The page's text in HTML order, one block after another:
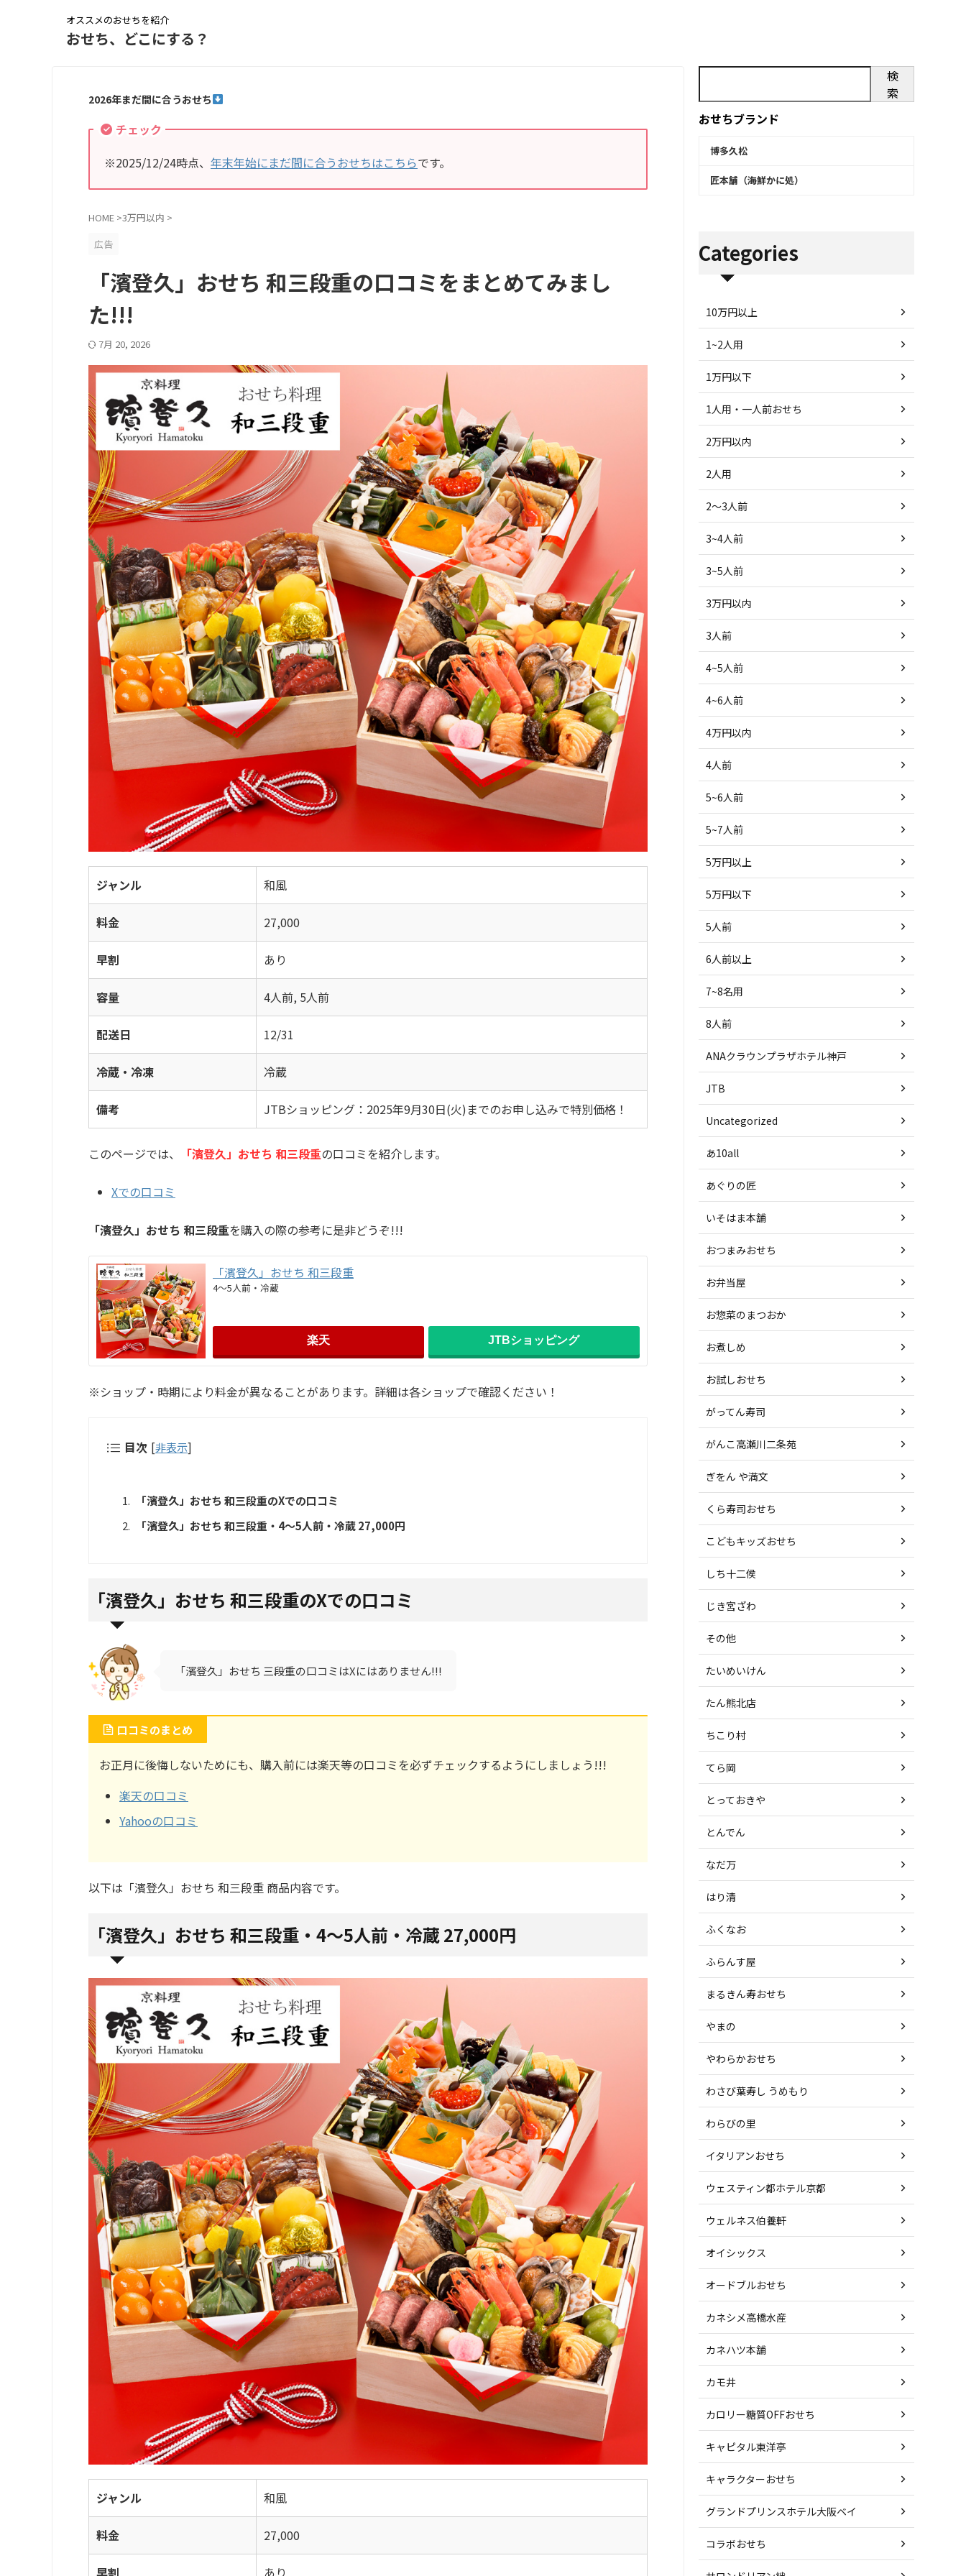
オススメのおせちを紹介
おせち、どこにする？
2026年まだ間に合うおせち
チェック
※2025/12/24時点、 年末年始にまだ間に合うおせちはこちらです。
HOME >3万円以内 >
広告
「濱登久」おせち 和三段重の口コミをまとめてみまし
た!!!
7月 20, 2026
ジャンル 和風
料金 27,000
早割 あり
容量 4人前, 5人前
配送日 12/31
冷蔵・冷凍 冷蔵
備考 JTBショッピング：2025年9月30日(火)までのお申し込みで特別価格！
このページでは、 「濱登久」おせち 和三段重の口コミを紹介します。
Xでの口コミ
「濱登久」おせち 和三段重を購入の際の参考に是非どうぞ!!!
「濱登久」おせち 和三段重
4～5人前・冷蔵
楽天 JTBショッピング
※ショップ・時期により料金が異なることがあります。詳細は各ショップで確認ください！
目次 [非表示]
「濱登久」おせち 和三段重のXでの口コミ
「濱登久」おせち 和三段重・4～5人前・冷蔵 27,000円
「濱登久」おせち 和三段重のXでの口コミ
「濱登久」おせち 三段重の口コミはXにはありません!!!
口コミのまとめ
お正月に後悔しないためにも、購入前には楽天等の口コミを必ずチェックするようにしましょう!!!
楽天の口コミ
Yahooの口コミ
以下は「濱登久」おせち 和三段重 商品内容です。
「濱登久」おせち 和三段重・4～5人前・冷蔵 27,000円
ジャンル 和風
料金 27,000
早割 あり
検
索
おせちブランド
博多久松
匠本舗（海鮮かに処）
Categories
10万円以上
1~2人用
1万円以下
1人用・一人前おせち
2万円以内
2人用
2～3人前
3~4人前
3~5人前
3万円以内
3人前
4~5人前
4~6人前
4万円以内
4人前
5~6人前
5~7人前
5万円以上
5万円以下
5人前
6人前以上
7~8名用
8人前
ANAクラウンプラザホテル神戸
JTB
Uncategorized
あ10all
あぐりの匠
いそはま本舗
おつまみおせち
お弁当屋
お惣菜のまつおか
お煮しめ
お試しおせち
がってん寿司
がんこ高瀬川二条苑
ぎをん や満文
くら寿司おせち
こどもキッズおせち
しち十二侯
じき宮ざわ
その他
たいめいけん
たん熊北店
ちこり村
てら岡
とっておきや
とんでん
なだ万
はり清
ふくなお
ふらんす屋
まるきん寿おせち
やまの
やわらかおせち
わさび葉寿し うめもり
わらびの里
イタリアンおせち
ウェスティン都ホテル京都
ウェルネス伯養軒
オイシックス
オードブルおせち
カネシメ高橋水産
カネハツ本舗
カモ井
カロリー糖質OFFおせち
キャピタル東洋亭
キャラクターおせち
グランドプリンスホテル大阪ベイ
コラボおせち